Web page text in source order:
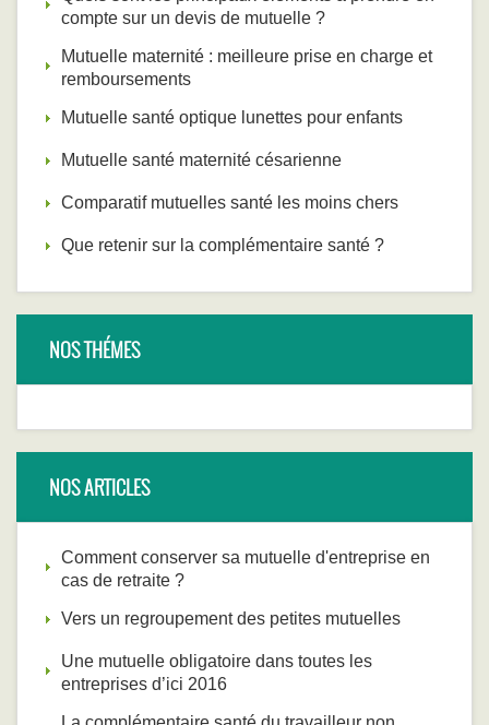
compte sur un devis de mutuelle ?
Mutuelle maternité : meilleure prise en charge et
remboursements
Mutuelle santé optique lunettes pour enfants
Mutuelle santé maternité césarienne
Comparatif mutuelles santé les moins chers
Que retenir sur la complémentaire santé ?
NOS THÉMES
NOS ARTICLES
Comment conserver sa mutuelle d'entreprise en
cas de retraite ?
Vers un regroupement des petites mutuelles
Une mutuelle obligatoire dans toutes les
entreprises d’ici 2016